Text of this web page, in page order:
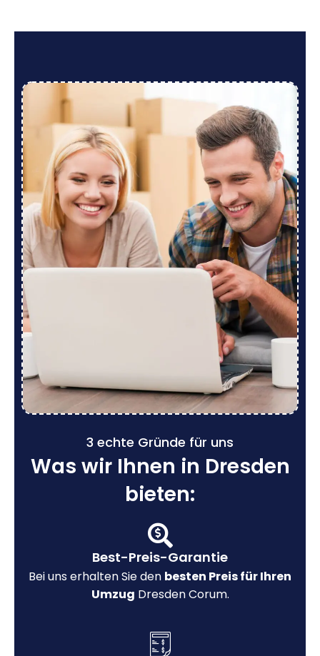
3 echte Gründe für uns
Was wir Ihnen in Dresden
bieten:
Best-Preis-Garantie
Bei uns erhalten Sie den besten Preis für Ihren
Umzug Dresden Corum.